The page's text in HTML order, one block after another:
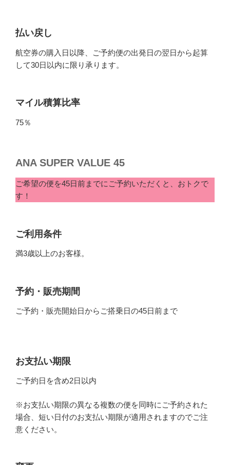
払い戻し
航空券の購入日以降、ご予約便の出発日の翌日から起算
して30日以内に限り承ります。
マイル積算比率
75％
ANA SUPER VALUE 45
ご希望の便を45日前までにご予約いただくと、おトクで
す！
ご利用条件
満3歳以上のお客様。
予約・販売期間
ご予約・販売開始日からご搭乗日の45日前まで
お支払い期限
ご予約日を含め2日以内
※お支払い期限の異なる複数の便を同時にご予約された
場合、短い日付のお支払い期限が適用されますのでご注
意ください。